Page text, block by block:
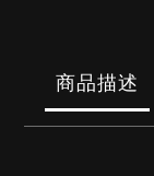
商品描述